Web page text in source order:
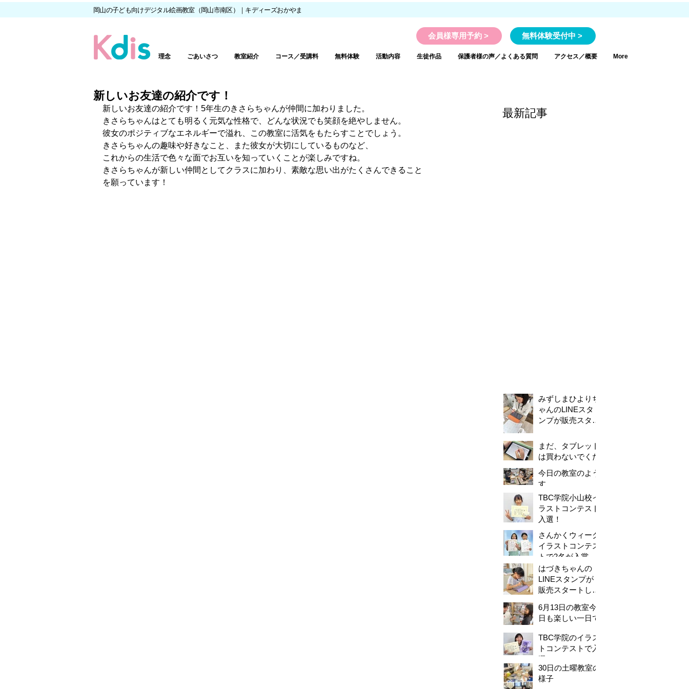
岡山の子ども向けデジタル絵画教室（岡山市南区）｜キディーズおかやま
会員様専用予約 > 無料体験受付中 >
理念 ごあいさつ 教室紹介 コース／受講料 無料体験 活動内容 生徒作品 保護者様の声／よくある質問 アクセス／概要 More
新しいお友達の紹介です！
新しいお友達の紹介です！5年生のきさらちゃんが仲間に加わりました。
きさらちゃんはとても明るく元気な性格で、どんな状況でも笑顔を絶やしません。
彼女のポジティブなエネルギーで溢れ、この教室に活気をもたらすことでしょう。
きさらちゃんの趣味や好きなこと、また彼女が大切にしているものなど、
これからの生活で色々な面でお互いを知っていくことが楽しみですね。
きさらちゃんが新しい仲間としてクラスに加わり、素敵な思い出がたくさんできること
を願っています！
最新記事
みずしまひよりち
ゃんのLINEスタ
ンプが販売スター
まだ、タブレット
は買わないでくだ
今日の教室のよう
す
TBC学院小山校イ
ラストコンテスト
入選！
さんかくウィーク
イラストコンテス
トで2名が入賞し
ました！
はづきちゃんの
LINEスタンプが
販売スタートしま
6月13日の教室今
日も楽しい一日で
TBC学院のイラス
トコンテストで入
選！
30日の土曜教室の
様子